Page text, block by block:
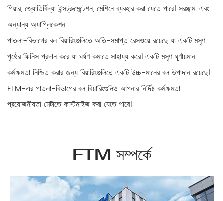
গিয়ার, জ্যোতির্বিদ্যা ইন্সট্রুমেন্টেশন, মেশিনে ব্যবহার করা যেতে পারে। সরঞ্জাম, এবং
অন্যান্য অ্যাপ্লিকেশন
পাতলা-বিভাগের বল বিয়ারিংগুলিতে অতি-সমাপ্ত রেসওয়ে রয়েছে যা একটি মসৃণ
পৃষ্ঠের ফিনিস প্রদান করে যা ঘর্ষণ কমাতে সাহায্য করে। একটি মসৃণ ঘূর্ণায়মান
কর্মক্ষমতা নিশ্চিত করার জন্য বিয়ারিংগুলিতে একটি উচ্চ-মানের বল উপাদান রয়েছে।
FTM-এর পাতলা-বিভাগের বল বিয়ারিংগুলিও আপনার নির্দিষ্ট কর্মক্ষমতা
প্রয়োজনীয়তা মেটাতে কাস্টমাইজ করা যেতে পারে।
FTM সম্পর্কে